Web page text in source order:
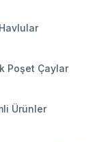
Poşet Çaylar
Ürünler